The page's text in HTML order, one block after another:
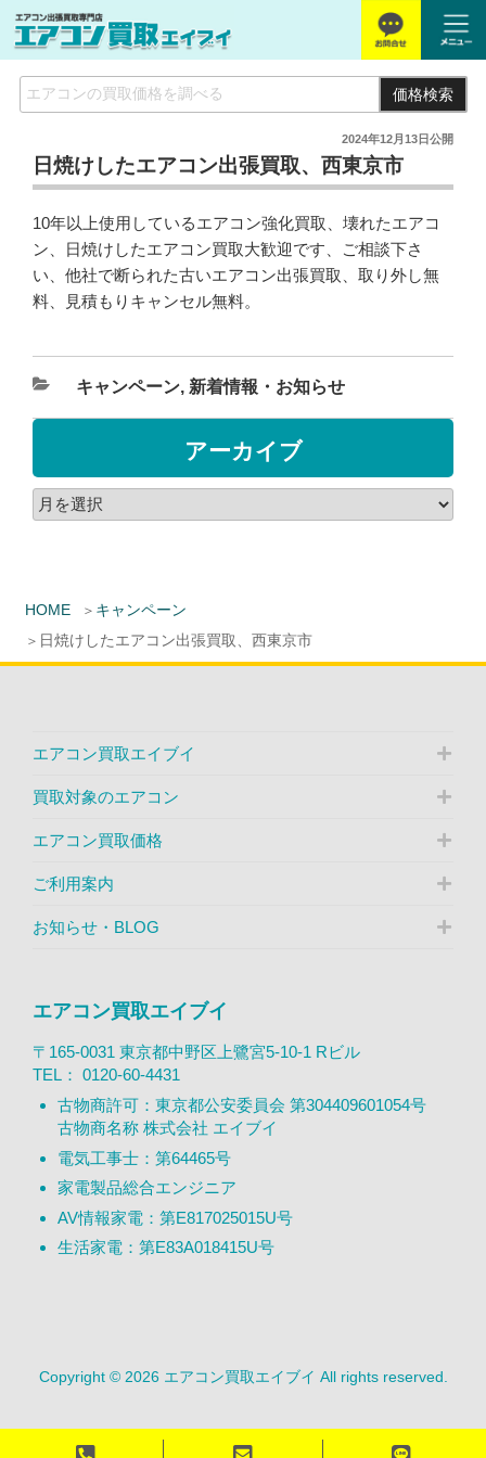
価格検索
HOME
キャンペーン
日焼けしたエアコン出張買取、西東京市
2024年12月13日公開
日焼けしたエアコン出張買取、西東京市
10年以上使用しているエアコン強化買取、壊れたエアコ
ン、日焼けしたエアコン買取大歓迎です、ご相談下さ
い、他社で断られた古いエアコン出張買取、取り外し無
料、見積もりキャンセル無料。
キャンペーン, 新着情報・お知らせ
アーカイブ
エアコン買取エイブイ
買取対象のエアコン
エアコン買取価格
ご利用案内
お知らせ・BLOG
エアコン買取エイブイ
〒165-0031 東京都中野区上鷺宮5-10-1 Rビル
TEL： 0120-60-4431
古物商許可：東京都公安委員会 第304409601054号
古物商名称 株式会社 エイブイ
電気工事士：第64465号
家電製品総合エンジニア
AV情報家電：第E817025015U号
生活家電：第E83A018415U号
Copyright © 2026 エアコン買取エイブイ All rights reserved.